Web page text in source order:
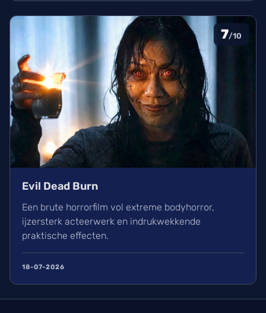
7/10
Evil Dead Burn
Een brute horrorfilm vol extreme bodyhorror,
ijzersterk acteerwerk en indrukwekkende
praktische effecten.
18-07-2026